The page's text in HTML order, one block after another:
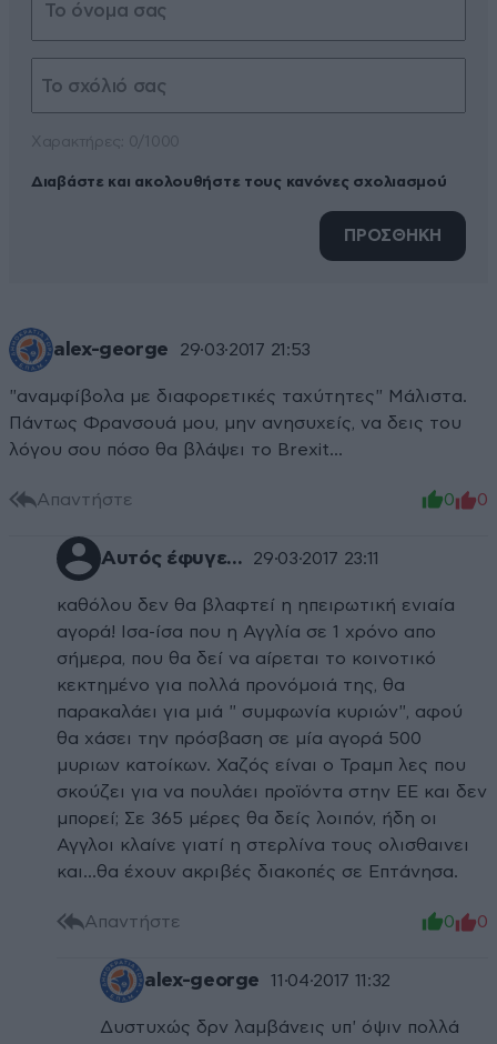
Διαβάστε και ακολουθήστε τους κανόνες σχολιασμού
ΠΡΟΣΘΗΚΗ
alex-george 29·03·2017 21:53
"αναμφίβολα με διαφορετικές ταχύτητες" Μάλιστα.
Πάντως Φρανσουά μου, μην ανησυχείς, να δεις του
λόγου σου πόσο θα βλάψει το Brexit...
Απαντήστε 0 0
Αυτός έφυγε... 29·03·2017 23:11
καθόλου δεν θα βλαφτεί η ηπειρωτική ενιαία
αγορά! Ισα-ίσα που η Αγγλία σε 1 χρόνο απο
σήμερα, που θα δεί να αίρεται το κοινοτικό
κεκτημένο για πολλά προνόμοιά της, θα
παρακαλάει για μιά " συμφωνία κυριών", αφού
θα χάσει την πρόσβαση σε μία αγορά 500
μυριων κατοίκων. Χαζός είναι ο Τραμπ λες που
σκούζει για να πουλάει προϊόντα στην ΕΕ και δεν
μπορεί; Σε 365 μέρες θα δείς λοιπόν, ήδη οι
Αγγλοι κλαίνε γιατί η στερλίνα τους ολισθαινει
και...θα έχουν ακριβές διακοπές σε Επτάνησα.
Απαντήστε 0 0
alex-george 11·04·2017 11:32
Δυστυχώς δρν λαμβάνεις υπ' όψιν πολλά